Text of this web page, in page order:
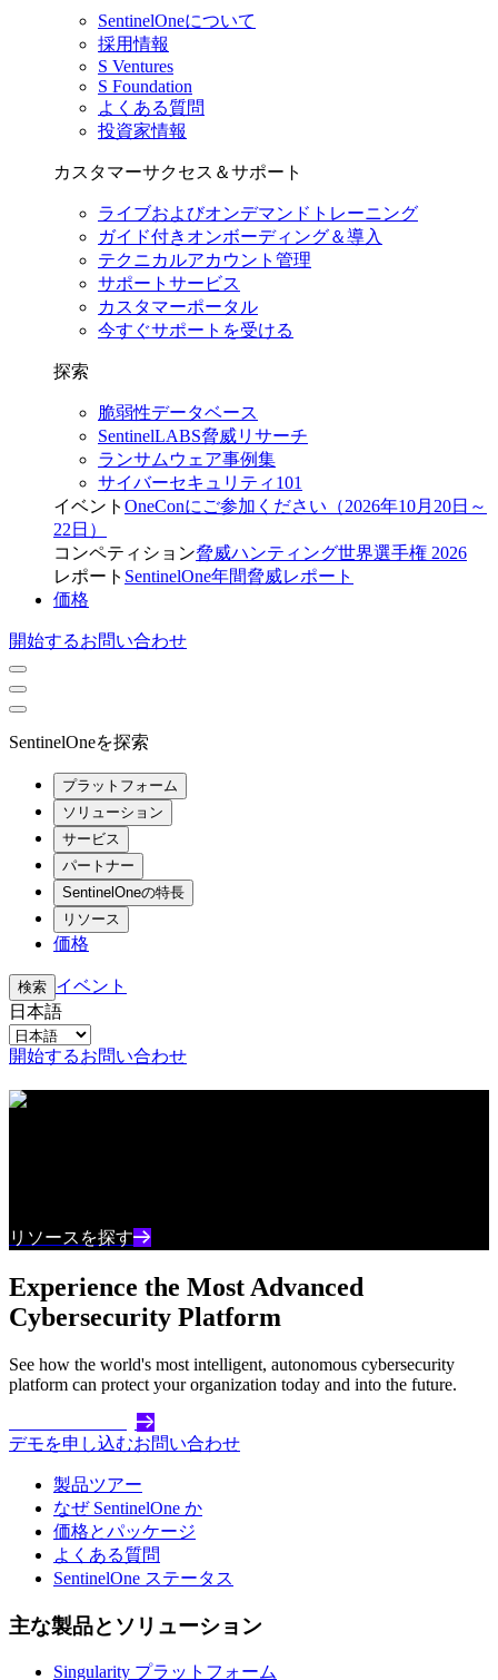
SentinelOneについて
採用情報
S Ventures
S Foundation
よくある質問
投資家情報
カスタマーサクセス＆サポート
ライブおよびオンデマンドトレーニング
ガイド付きオンボーディング＆導入
テクニカルアカウント管理
サポートサービス
カスタマーポータル
今すぐサポートを受ける
探索
脆弱性データベース
SentinelLABS脅威リサーチ
ランサムウェア事例集
サイバーセキュリティ101
イベント OneConにご参加ください（2026年10月20日～
22日）
コンペティション脅威ハンティング世界選手権 2026
レポート SentinelOne年間脅威レポート
価格
開始するお問い合わせ
SentinelOneを探索
プラットフォーム
ソリューション
サービス
パートナー
SentinelOneの特長
リソース
価格
検索 イベント
日本語
開始するお問い合わせ
リソースセンター
リソースを探す
Experience the Most Advanced
Cybersecurity Platform
See how the world's most intelligent, autonomous cybersecurity
platform can protect your organization today and into the future.
デモを申し込むお問い合わせ
製品ツアー
なぜ SentinelOne か
価格とパッケージ
よくある質問
SentinelOne ステータス
主な製品とソリューション
Singularity プラットフォーム